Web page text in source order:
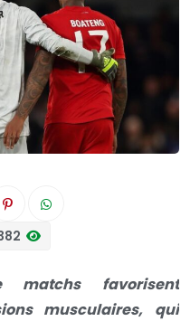
matchs favorisent
musculaires, qui